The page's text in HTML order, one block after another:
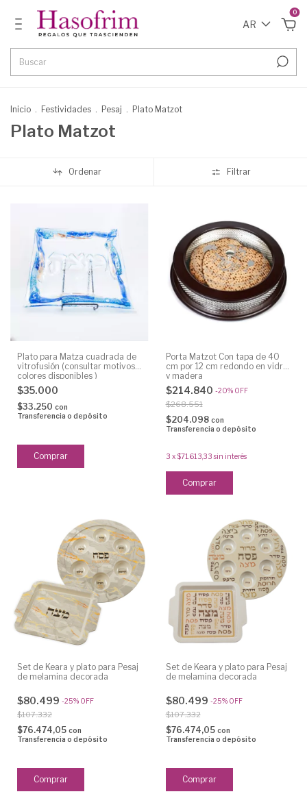
AR
0
Inicio . Festividades . Pesaj . Plato Matzot
Plato Matzot
Ordenar Filtrar
Plato para Matza cuadrada de
vitrofusión (consultar motivos y
colores disponibles )
$35.000
$33.250 con
Transferencia o depósito
Porta Matzot Con tapa de 40
cm por 12 cm redondo en vidrio
y madera
$214.840 -20% OFF
$268.551
$204.098 con
Transferencia o depósito
3 x$71.613,33 sin interés
Set de Keara y plato para Pesaj
de melamina decorada
$80.499 -25% OFF
$107.332
$76.474,05 con
Transferencia o depósito
Set de Keara y plato para Pesaj
de melamina decorada
$80.499 -25% OFF
$107.332
$76.474,05 con
Transferencia o depósito